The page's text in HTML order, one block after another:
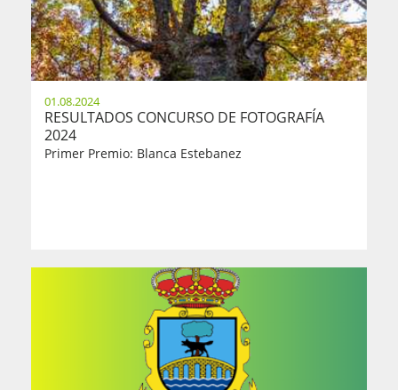
01.08.2024
RESULTADOS CONCURSO DE FOTOGRAFÍA
2024
Primer Premio: Blanca Estebanez